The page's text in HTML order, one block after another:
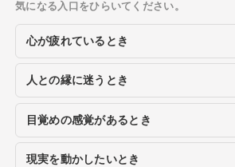
気になる入口をひらいてください。
心が疲れているとき
人との縁に迷うとき
目覚めの感覚があるとき
現実を動かしたいとき